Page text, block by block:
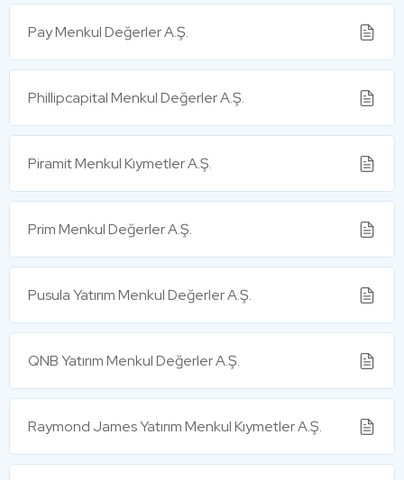
Pay Menkul Değerler A.Ş.
Phillipcapital Menkul Değerler A.Ş.
Piramit Menkul Kıymetler A.Ş.
Prim Menkul Değerler A.Ş.
Pusula Yatırım Menkul Değerler A.Ş.
QNB Yatırım Menkul Değerler A.Ş.
Raymond James Yatırım Menkul Kıymetler A.Ş.